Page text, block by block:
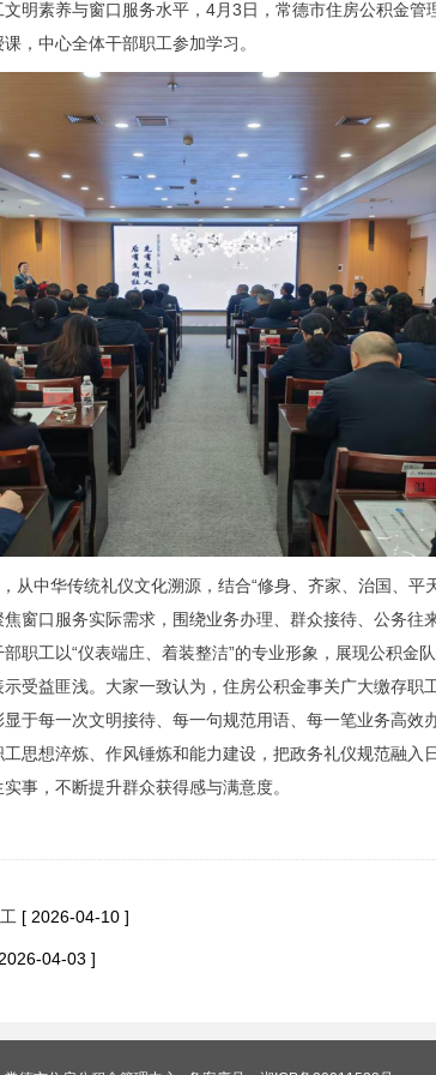
明素养与窗口服务水平，4月3日，常德市住房公积金管
，中心全体干部职工参加学习。
从中华传统礼仪文化溯源，结合“修身、齐家、治国、平
窗口服务实际需求，围绕业务办理、群众接待、公务往
职工以“仪表端庄、着装整洁”的专业形象，展现公积金队
受益匪浅。大家一致认为，住房公积金事关广大缴存职
于每一次文明接待、每一句规范用语、每一笔业务高效办
思想淬炼、作风锤炼和能力建设，把政务礼仪规范融入
事，不断提升群众获得感与满意度。
[ 2026-04-10 ]
04-03 ]